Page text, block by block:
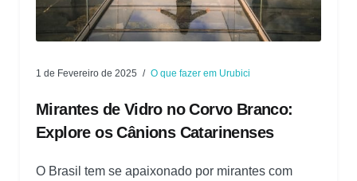
1 de Fevereiro de 2025 O que fazer em Urubici
Mirantes de Vidro no Corvo Branco:
Explore os Cânions Catarinenses
O Brasil tem se apaixonado por mirantes com